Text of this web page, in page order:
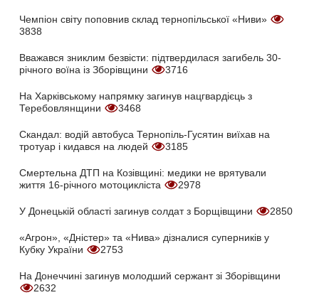
Чемпіон світу поповнив склад тернопільської «Ниви»
3838
Вважався зниклим безвісти: підтвердилася загибель 30-
річного воїна із Зборівщини
3716
На Харківському напрямку загинув нацгвардієць з
Теребовлянщини
3468
Скандал: водій автобуса Тернопіль-Гусятин виїхав на
тротуар і кидався на людей
3185
Смертельна ДТП на Козівщині: медики не врятували
життя 16-річного мотоцикліста
2978
У Донецькій області загинув солдат з Борщівщини 2850
«Агрон», «Дністер» та «Нива» дізналися суперників у
Кубку України
2753
На Донеччині загинув молодший сержант зі Зборівщини
2632